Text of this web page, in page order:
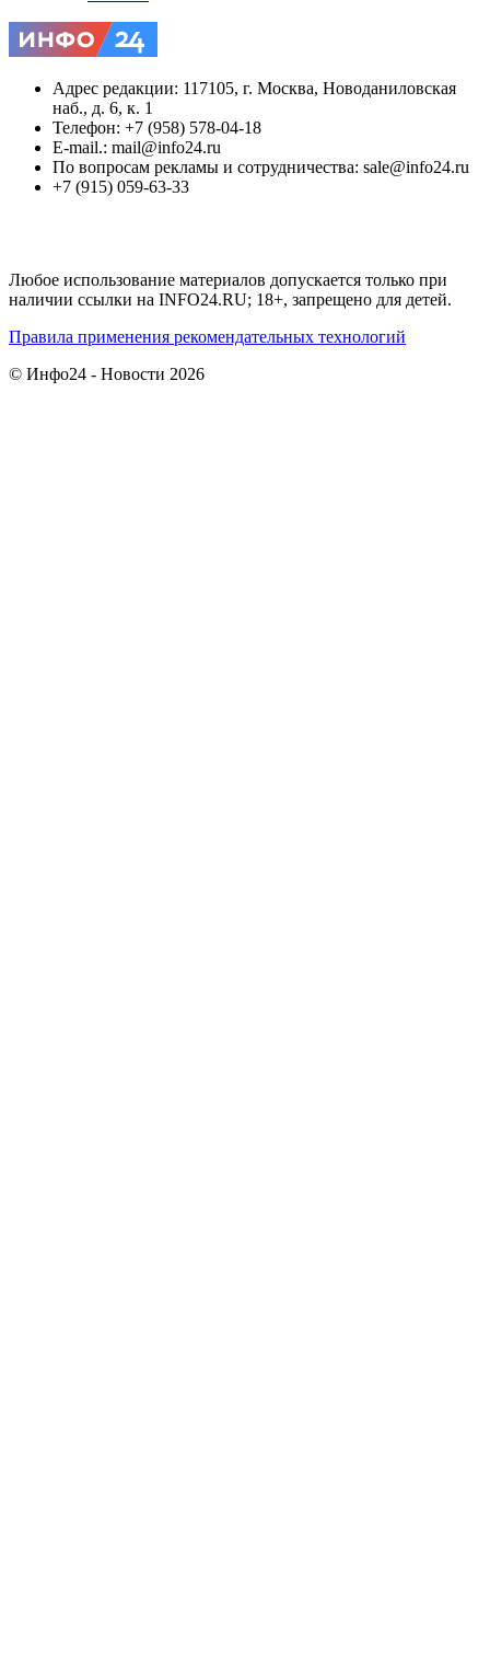
Адрес редакции: 117105, г. Москва, Новоданиловская
наб., д. 6, к. 1
Телефон: +7 (958) 578-04-18
E-mail.: mail@info24.ru
По вопросам рекламы и сотрудничества: sale@info24.ru
+7 (915) 059-63-33
Любое использование материалов допускается только при
наличии ссылки на INFO24.RU; 18+, запрещено для детей.
Правила применения рекомендательных технологий
© Инфо24 - Новости 2026